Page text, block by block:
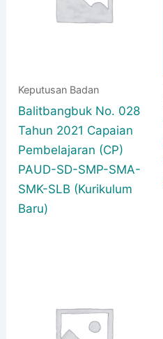
Keputusan Badan
Balitbangbuk No. 028
Tahun 2021 Capaian
Pembelajaran (CP)
PAUD-SD-SMP-SMA-
SMK-SLB (Kurikulum
Baru)